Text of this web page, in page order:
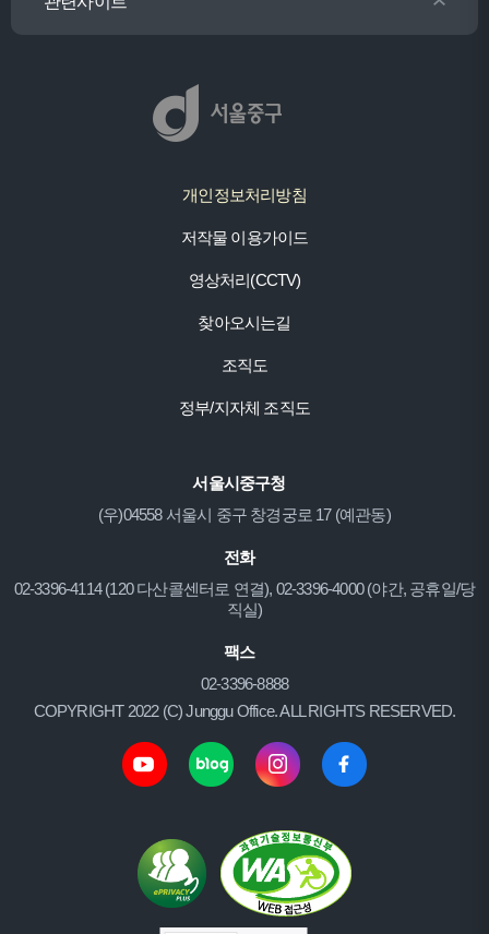
개인정보처리방침
저작물 이용가이드
영상처리(CCTV)
찾아오시는길
조직도
정부/지자체 조직도
서울시중구청
(우)04558 서울시 중구 창경궁로 17 (예관동)
전화
02-3396-4114 (120 다산콜센터로 연결), 02-3396-4000 (야간, 공휴일/당
직실)
팩스
02-3396-8888
COPYRIGHT 2022 (C) Junggu Office. ALL RIGHTS RESERVED.